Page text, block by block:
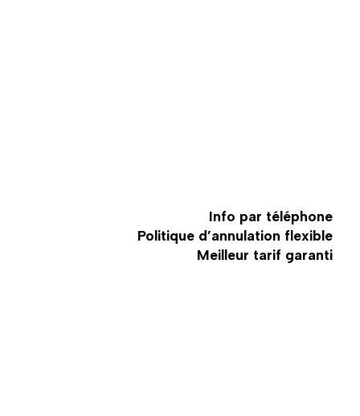
Info par téléphone
Politique d’annulation flexible
Meilleur tarif garanti